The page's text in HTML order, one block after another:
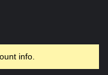
info.